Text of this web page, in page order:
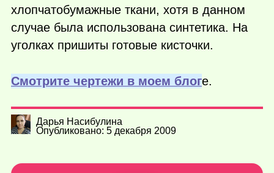
хлопчатобумажные ткани, хотя в данном
случае была использована синтетика. На
уголках пришиты готовые кисточки.
Смотрите чертежи в моем блоге.
Дарья Насибулина
Опубликовано: 5 декабря 2009